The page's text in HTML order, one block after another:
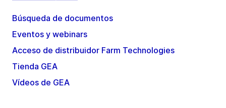
Búsqueda de documentos
Eventos y webinars
Acceso de distribuidor Farm Technologies
Tienda GEA
Vídeos de GEA